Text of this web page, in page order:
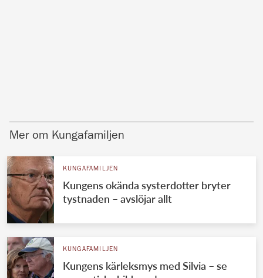
Mer om Kungafamiljen
KUNGAFAMILJEN
Kungens okända systerdotter bryter
tystnaden – avslöjar allt
KUNGAFAMILJEN
Kungens kärleksmys med Silvia – se